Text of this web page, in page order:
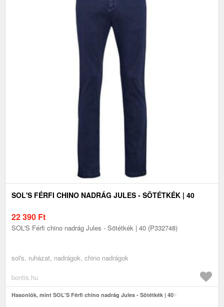
SOL'S FÉRFI CHINO NADRÁG JULES - SÖTÉTKÉK | 40
22 390 Ft
SOL'S Férfi chino nadrág Jules - Sötétkék | 40 (P332748)
sol's, ruházat, nadrágok, chino nadrágok
bontis.hu
Hasonlók, mint SOL'S Férfi chino nadrág Jules - Sötétkék | 40